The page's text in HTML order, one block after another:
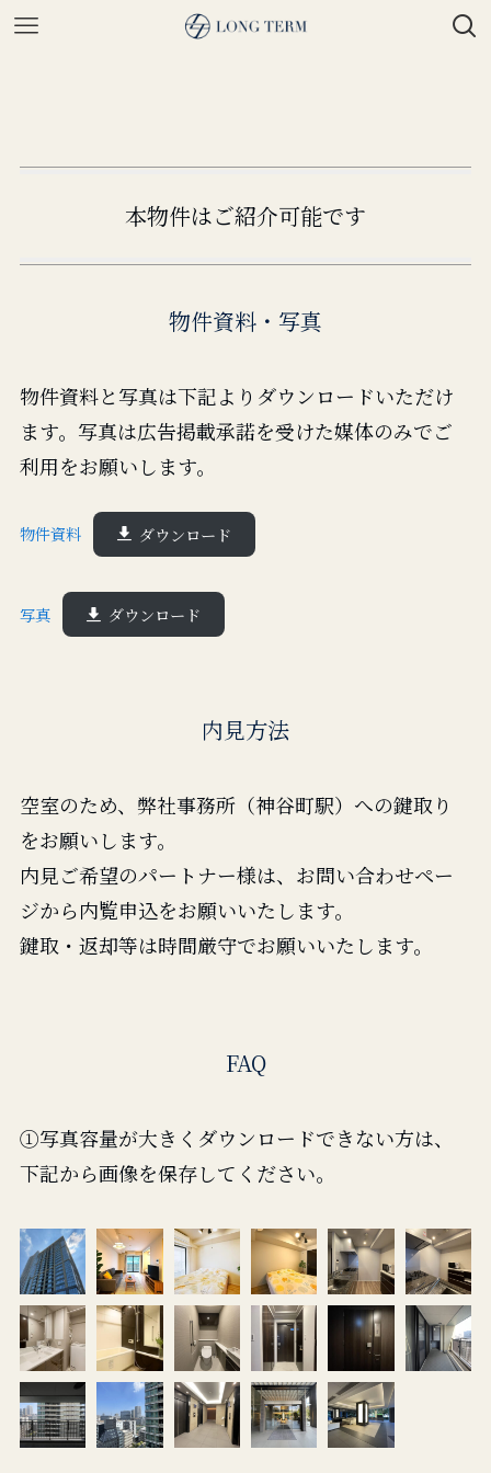
本物件はご紹介可能です
物件資料・写真
物件資料と写真は下記よりダウンロードいただけ
ます。写真は広告掲載承諾を受けた媒体のみでご
利用をお願いします。
物件資料 ダウンロード
写真 ダウンロード
内見方法
空室のため、弊社事務所（神谷町駅）への鍵取り
をお願いします。
内見ご希望のパートナー様は、お問い合わせペー
ジから内覧申込をお願いいたします。
鍵取・返却等は時間厳守でお願いいたします。
FAQ
①写真容量が大きくダウンロードできない方は、
下記から画像を保存してください。